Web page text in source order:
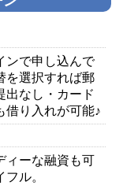
ンで申し込んで
を選択すれば郵
出なし・カード
借り入れが可能♪
ィーな融資も可
ル。